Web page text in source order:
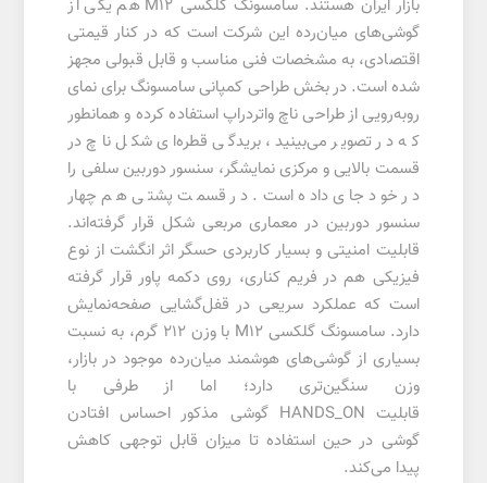
بازار ایران هستند. سامسونگ گلکسی M12 هم یکی از
گوشی‌های میان‌رده این شرکت است که در کنار قیمتی
اقتصادی، به مشخصات فنی مناسب و قابل قبولی مجهز
شده است. در بخش طراحی کمپانی سامسونگ برای نمای
رو‌به‌رویی از طراحی ناچ واتردراپ استفاده کرده و همانطور
که در تصویر می‌بینید، بریدگی قطره‌ای شکل ناچ در
قسمت بالایی و مرکزی نمایشگر، سنسور دوربین سلفی را
در خود جای داده است. در قسمت پشتی هم چهار
سنسور دوربین در معماری مربعی شکل قرار گرفته‌اند.
قابلیت امنیتی و بسیار کاربردی حسگر اثر انگشت از نوع
فیزیکی هم در فریم کناری، روی دکمه پاور قرار گرفته
است که عملکرد سریعی در قفل‌گشایی صفحه‌نمایش
دارد. سامسونگ گلکسی M12 با وزن 212 گرم، به نسبت
بسیاری از گوشی‌های هوشمند میان‌رده موجود در بازار،
وزن سنگین‌تری دارد؛ اما از طرفی با
قابلیت HANDS_ON گوشی مذکور احساس افتادن
گوشی در حین استفاده تا میزان قابل توجهی کاهش
پیدا می‌کند.